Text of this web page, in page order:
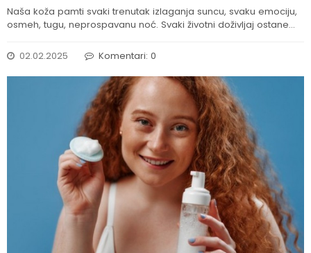
Naša koža pamti svaki trenutak izlaganja suncu, svaku emociju,
osmeh, tugu, neprospavanu noć. Svaki životni doživljaj ostane…
02.02.2025 Komentari: 0